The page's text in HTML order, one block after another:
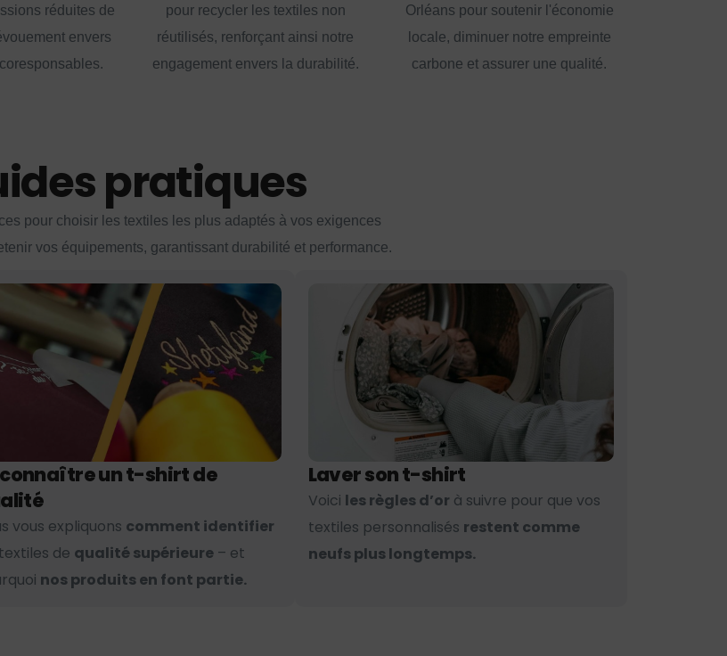
réduites de
envers
pour recycler les textiles non
réutilisés, renforçant ainsi notre
engagement envers la durabilité.
Orléans pour soutenir l'économie
locale, diminuer notre empreinte
carbone et assurer une qualité.
pratiques
pour choisir les textiles les plus adaptés à vos exigences
vos équipements, garantissant durabilité et performance.
un t-shirt de
vous expliquons comment identifier
de qualité supérieure – et
nos produits en font partie.
Laver son t-shirt
Voici les règles d’or à suivre pour que vos
textiles personnalisés restent comme
neufs plus longtemps.